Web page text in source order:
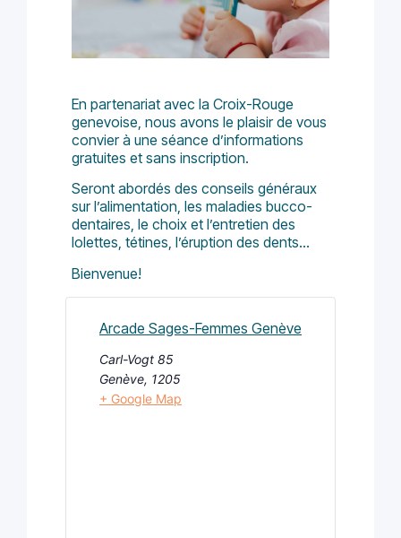
En partenariat avec la Croix-Rouge
genevoise, nous avons le plaisir de vous
convier à une séance d’informations
gratuites et sans inscription.
Seront abordés des conseils généraux
sur l’alimentation, les maladies bucco-
dentaires, le choix et l’entretien des
lolettes, tétines, l’éruption des dents…
Bienvenue!
Arcade Sages-Femmes Genève
Carl-Vogt 85
Genève, 1205
+ Google Map